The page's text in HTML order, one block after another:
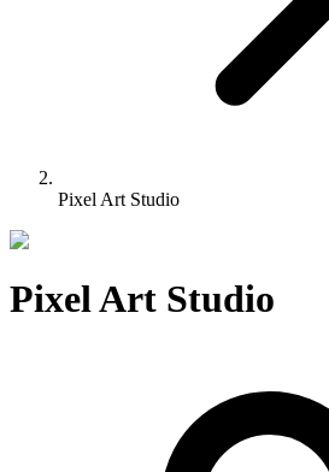
Pixel Art Studio
Pixel Art Studio